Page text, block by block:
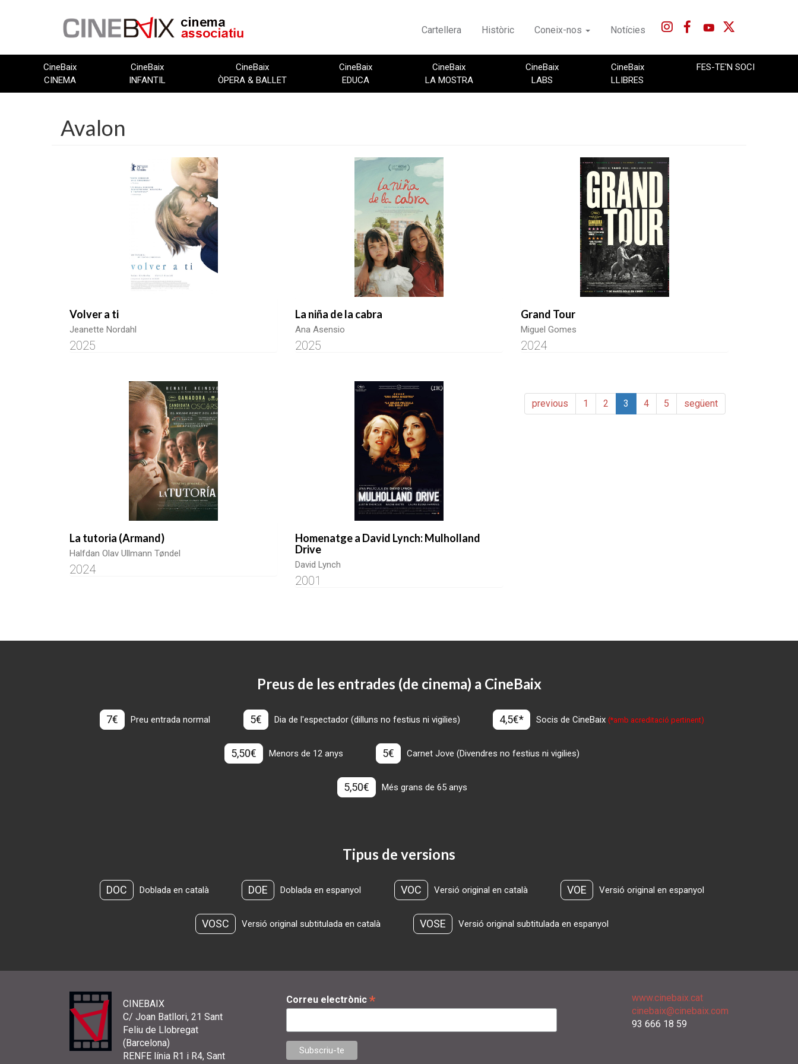
Cartellera Històric Coneix-nos Notícies
CineBaix
CINEMA
CineBaix
INFANTIL
CineBaix
ÒPERA & BALLET
CineBaix
EDUCA
CineBaix
LA MOSTRA
CineBaix
LABS
CineBaix
LLIBRES
FES-TE'N SOCI
Avalon
Volver a ti
Jeanette Nordahl
2025
La niña de la cabra
Ana Asensio
2025
Grand Tour
Miguel Gomes
2024
La tutoria (Armand)
Halfdan Olav Ullmann Tøndel
2024
Homenatge a David Lynch: Mulholland
Drive
David Lynch
2001
previous 1 2 3 4 5 següent
Preus de les entrades (de cinema) a CineBaix
7€ Preu entrada normal 5€ Dia de l'espectador (dilluns no festius ni vigilies) 4,5€* Socis de CineBaix(*amb acreditació pertinent)
5,50€ Menors de 12 anys 5€ Carnet Jove (Divendres no festius ni vigilies)
5,50€ Més grans de 65 anys
Tipus de versions
DOC Doblada en català DOE Doblada en espanyol VOC Versió original en català VOE Versió original en espanyol
VOSC Versió original subtitulada en català VOSE Versió original subtitulada en espanyol
CINEBAIX
C/ Joan Batllori, 21 Sant
Feliu de Llobregat
(Barcelona)
RENFE línia R1 i R4, Sant
Correu electrònic *
www.cinebaix.cat
cinebaix@cinebaix.com
93 666 18 59